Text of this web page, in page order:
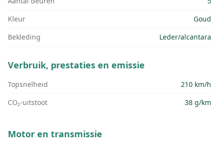
Kleur
Goud
Bekleding
Leder/alcantara
Verbruik, prestaties en emissie
Topsnelheid
210 km/h
CO₂-uitstoot
38 g/km
Motor en transmissie